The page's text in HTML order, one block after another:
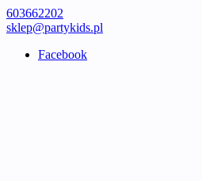
603662202
sklep@partykids.pl
Facebook